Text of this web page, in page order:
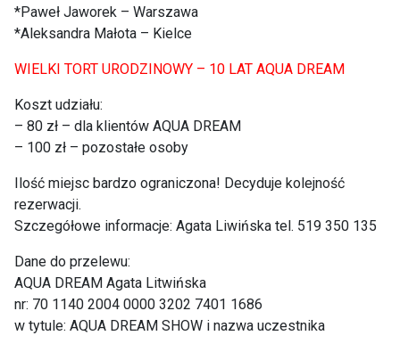
*Paweł Jaworek – Warszawa
*Aleksandra Małota – Kielce
WIELKI TORT URODZINOWY – 10 LAT AQUA DREAM
Koszt udziału:
– 80 zł – dla klientów AQUA DREAM
– 100 zł – pozostałe osoby
Ilość miejsc bardzo ograniczona! Decyduje kolejność
rezerwacji.
Szczegółowe informacje: Agata Liwińska tel. 519 350 135
Dane do przelewu:
AQUA DREAM Agata Litwińska
nr: 70 1140 2004 0000 3202 7401 1686
w tytule: AQUA DREAM SHOW i nazwa uczestnika